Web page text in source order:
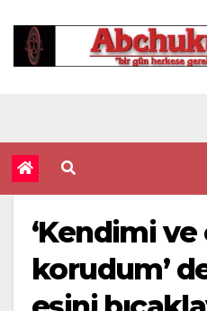
‘Kendimi ve
korudum’